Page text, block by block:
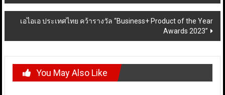
navigation
เอไอเอ ประเทศไทย คว้ารางวัล “Business+ Product of the Year
Awards 2023”
You May Also Like